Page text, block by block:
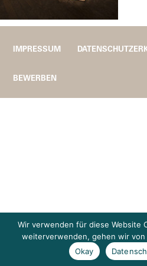
IMPRESSUM
BEWERBEN
Wir verwenden für diese Website
weiterverwenden, gehen wir von
Okay